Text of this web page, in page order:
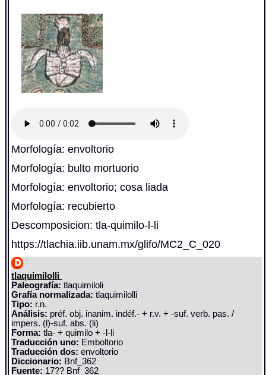
Morfología: envoltorio
Morfología: bulto mortuorio
Morfología: envoltorio; cosa liada
Morfología: recubierto
Descomposicion: tla-quimilo-l-li
https://tlachia.iib.unam.mx/glifo/MC2_C_020
tlaquimilolli
Paleografía: tlaquimiloli
Grafía normalizada: tlaquimilolli
Tipo: r.n.
Análisis: préf. obj. inanim. indéf.- + r.v. + -suf. verb. pas. /
impers. (l)-suf. abs. (li)
Forma: tla- + quimilo + -l-li
Traducción uno: Emboltorio
Traducción dos: envoltorio
Diccionario: Bnf_362
Fuente: 17?? Bnf_362